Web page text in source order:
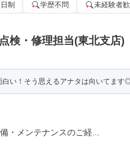
制 学歴不問 未経験者
検・修理担当(東北支店)
い！そう思えるアナタは向いてます
・メンテナンスのご経...